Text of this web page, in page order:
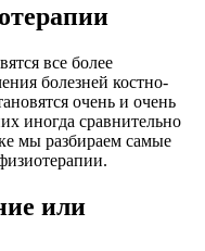
все более
болезней костно-
очень и очень
иногда сравнительно
мы разбираем самые
или